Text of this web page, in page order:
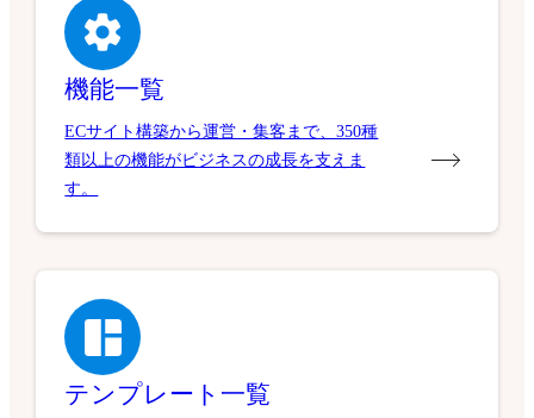
機能一覧
ECサイト構築から運営・集客まで、350種
類以上の機能がビジネスの成長を支えま
す。
テンプレート一覧